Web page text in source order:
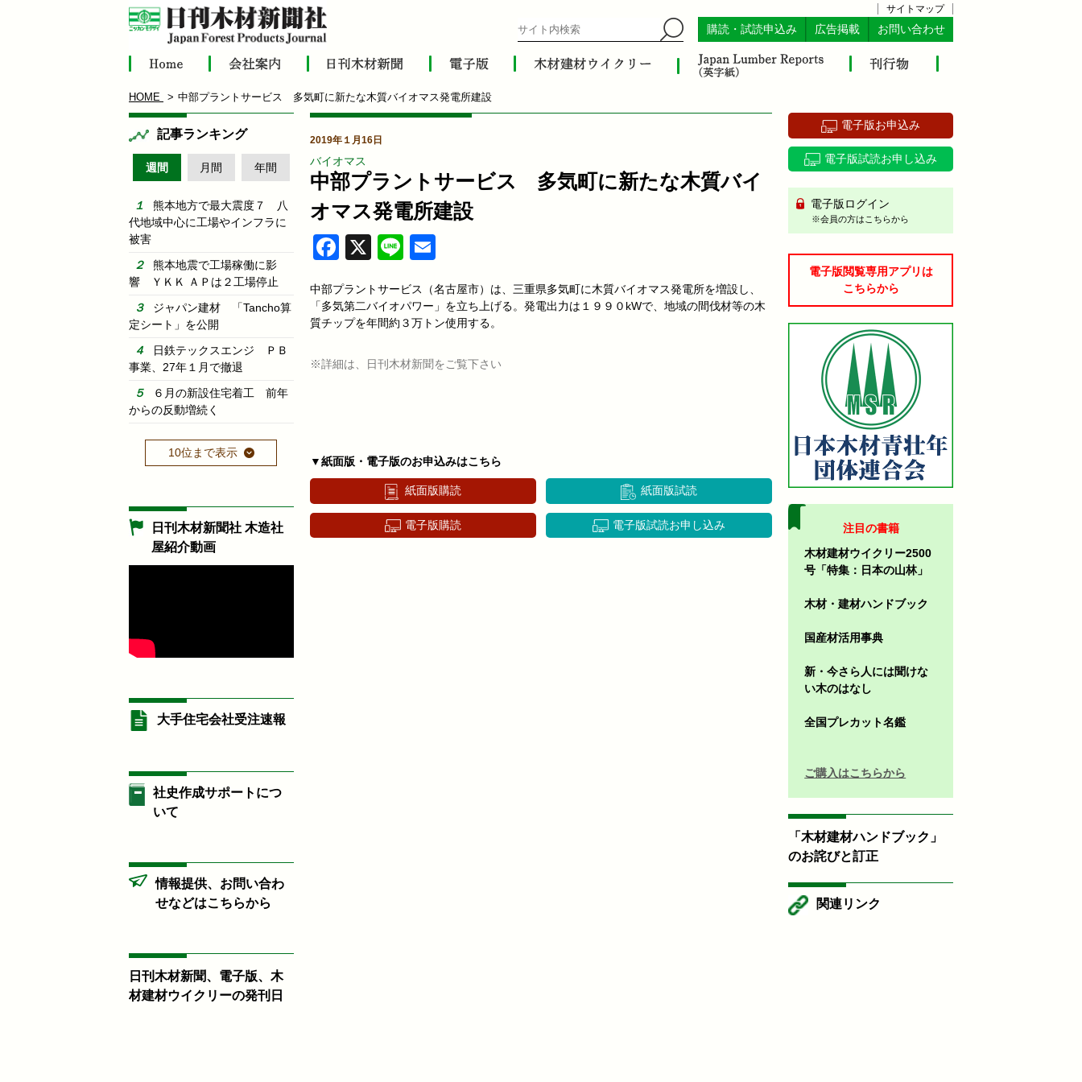
サイトマップ
購読・試読申込み 広告掲載 お問い合わせ
HOME 中部プラントサービス 多気町に新たな木質バイオマス発電所建設
2019年１月16日
バイオマス
中部プラントサービス 多気町に新たな木質バイ
オマス発電所建設
Facebook
X Line
中部プラントサービス（名古屋市）は、三重県多気町に木質バイオマス発電所を増設し、
「多気第二バイオパワー」を立ち上げる。発電出力は１９９０kWで、地域の間伐材等の木
質チップを年間約３万トン使用する。
※詳細は、日刊木材新聞をご覧下さい
▼紙面版・電子版のお申込みはこちら
紙面版購読 紙面版試読
電子版購読 電子版試読お申し込み
記事ランキング
週間 月間 年間
熊本地方で最大震度７ 八
代地域中心に工場やインフラに
被害
熊本地震で工場稼働に影
響 ＹＫＫ ＡＰは２工場停止
ジャパン建材 「Tancho算
定シート」を公開
日鉄テックスエンジ ＰＢ
事業、27年１月で撤退
６月の新設住宅着工 前年
からの反動増続く
10位まで表示
日刊木材新聞社 木造社
屋紹介動画
大手住宅会社受注速報
社史作成サポートにつ
いて
情報提供、お問い合わ
せなどはこちらから
日刊木材新聞、電子版、木
材建材ウイクリーの発刊日
電子版お申込み
電子版試読お申し込み
電子版ログイン
※会員の方はこちらから
電子版閲覧専用アプリは
こちらから
注目の書籍
木材建材ウイクリー2500
号「特集：日本の山林」
木材・建材ハンドブック
国産材活用事典
新・今さら人には聞けな
い木のはなし
全国プレカット名鑑
ご購入はこちらから
「木材建材ハンドブック」
のお詫びと訂正
関連リンク